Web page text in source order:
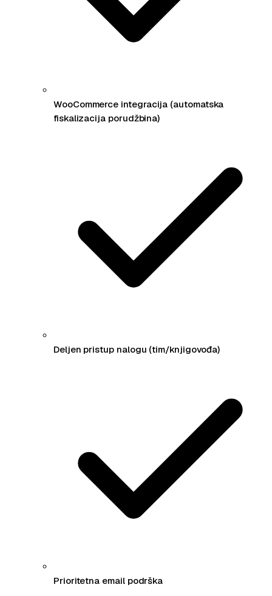
WooCommerce integracija (automatska
fiskalizacija porudžbina)
Deljen pristup nalogu (tim/knjigovođa)
Prioritetna email podrška